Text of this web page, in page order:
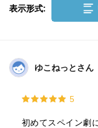
表示形式:
ゆこねっとさん
5
初めてスペイン劇